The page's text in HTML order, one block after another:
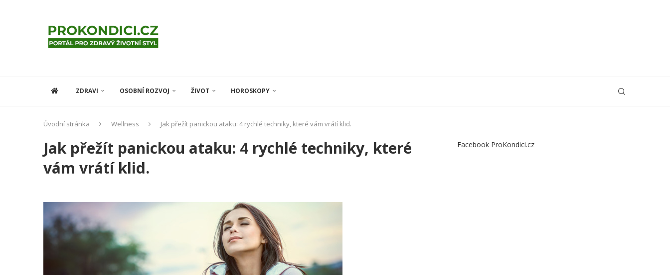
ZDRAVI OSOBNÍ ROZVOJ ŽIVOT HOROSKOPY
Úvodní stránka Wellness Jak přežít panickou ataku: 4 rychlé techniky, které vám vrátí klid.
Jak přežít panickou ataku: 4 rychlé techniky, které
vám vrátí klid.
Facebook ProKondici.cz